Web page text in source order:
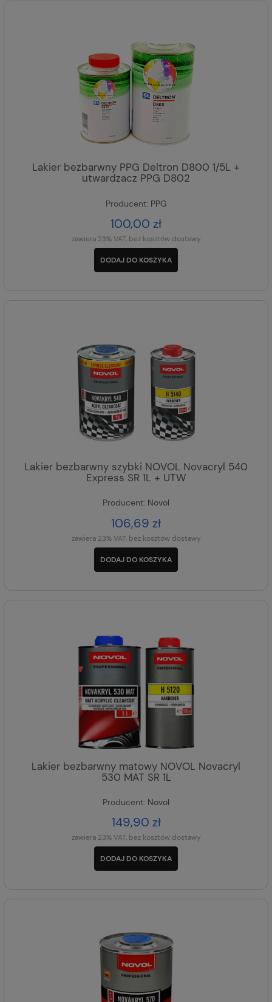
Lakier bezbarwny PPG Deltron D800 1/5L +
utwardzacz PPG D802
Producent: PPG
100,00 zł
zawiera 23% VAT, bez kosztów dostawy
DODAJ DO KOSZYKA
Lakier bezbarwny szybki NOVOL Novacryl 540
Express SR 1L + UTW
Producent: Novol
106,69 zł
zawiera 23% VAT, bez kosztów dostawy
DODAJ DO KOSZYKA
Lakier bezbarwny matowy NOVOL Novacryl
530 MAT SR 1L
Producent: Novol
149,90 zł
zawiera 23% VAT, bez kosztów dostawy
DODAJ DO KOSZYKA